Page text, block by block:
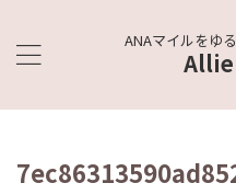
ANAマイルをゆ